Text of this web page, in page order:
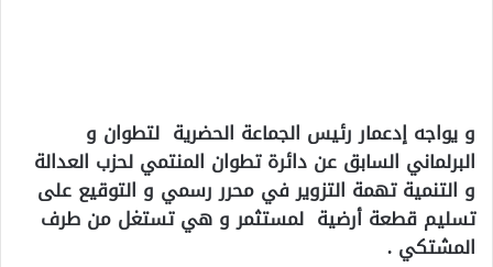
و يواجه إدعمار رئيس الجماعة الحضرية لتطوان و
البرلماني السابق عن دائرة تطوان المنتمي لحزب العدالة
و التنمية تهمة التزوير في محرر رسمي و التوقيع على
تسليم قطعة أرضية لمستثمر و هي تستغل من طرف
المشتكي .